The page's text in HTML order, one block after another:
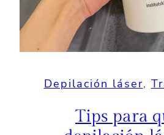
Depilación láser,
Tips para